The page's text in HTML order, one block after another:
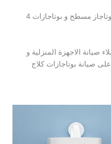
كذلك بوتاجازات كلاج بلت ان و البوتاجاز مسطح و بوتاجازات 4
الاجهزة المنزلية و
صيانة بوتاجازات كلاج